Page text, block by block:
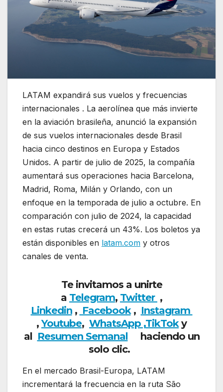
LATAM expandirá sus vuelos y frecuencias
internacionales . La aerolínea que más invierte
en la aviación brasileña, anunció la expansión
de sus vuelos internacionales desde Brasil
hacia cinco destinos en Europa y Estados
Unidos. A partir de julio de 2025, la compañía
aumentará sus operaciones hacia Barcelona,
Madrid, Roma, Milán y Orlando, con un
enfoque en la temporada de julio a octubre. En
comparación con julio de 2024, la capacidad
en estas rutas crecerá un 43%. Los boletos ya
están disponibles en latam.com y otros
canales de venta.
Te invitamos a unirte
a Telegram, Twitter ,
Linkedin, Facebook, Instagram
,Youtube, WhatsApp ,TikToky
al Resumen Semanalhaciendo un
solo clic.
En el mercado Brasil-Europa, LATAM
incrementará la frecuencia en la ruta São